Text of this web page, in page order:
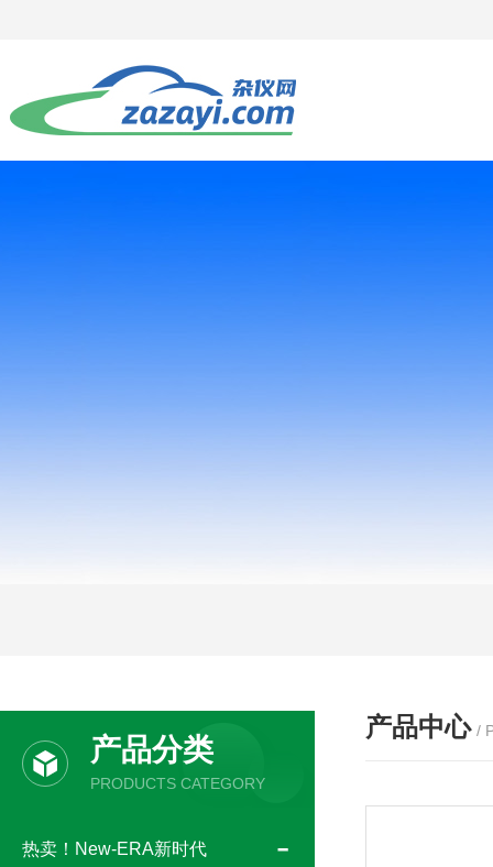
产品中心 /
产品分类
PRODUCTS CATEGORY
热卖！New-ERA新时代